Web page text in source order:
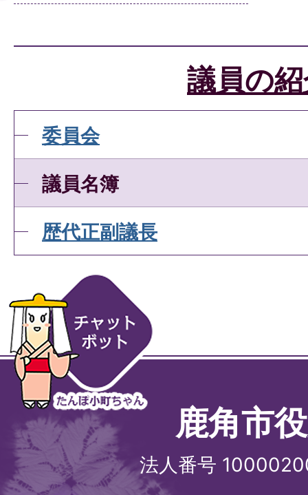
議員の
委員会
議員名簿
歴代正副議長
鹿角市
法人番号